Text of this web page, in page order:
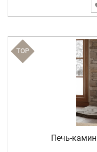
TOP
Печь-камин